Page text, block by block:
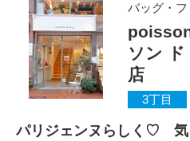
バッグ・
ソン ド
店
3丁目
パリジェンヌらしく♡ 気